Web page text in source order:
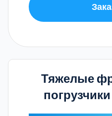
Тяжелые